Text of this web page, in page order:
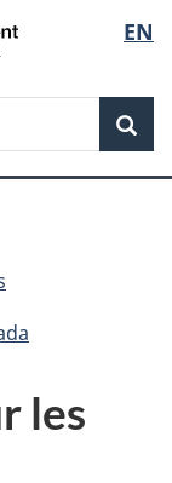
de
la
EN
les